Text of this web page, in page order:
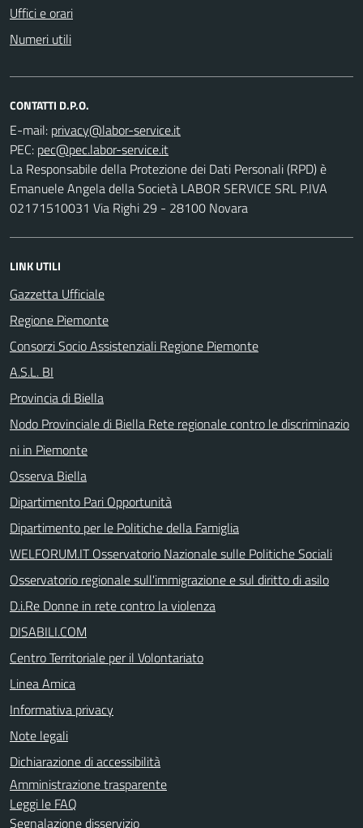
Uffici e orari
Numeri utili
CONTATTI D.P.O.
E-mail:
PEC:
La Responsabile della Protezione dei Dati Personali (RPD) è
Emanuele Angela della Società LABOR SERVICE SRL P.IVA
02171510031 Via Righi 29 - 28100 Novara
LINK UTILI
Gazzetta Ufficiale
Regione Piemonte
Consorzi Socio Assistenziali Regione Piemonte
A.S.L. BI
Provincia di Biella
Nodo Provinciale di Biella Rete regionale contro le discriminazio
ni in Piemonte
Osserva Biella
Dipartimento Pari Opportunità
Dipartimento per le Politiche della Famiglia
WELFORUM.IT Osservatorio Nazionale sulle Politiche Sociali
Osservatorio regionale sull'immigrazione e sul diritto di asilo
D.i.Re Donne in rete contro la violenza
DISABILI.COM
Centro Territoriale per il Volontariato
Linea Amica
Informativa privacy
Note legali
Dichiarazione di accessibilità
Amministrazione trasparente
Leggi le FAQ
Segnalazione disservizio